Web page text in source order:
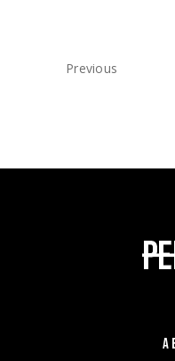
Previous